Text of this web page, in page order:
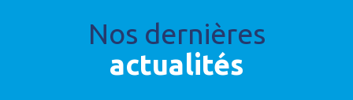
Nos dernières
actualités